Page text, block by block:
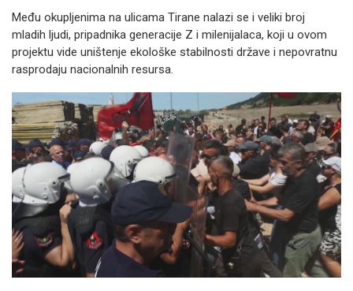
Među okupljenima na ulicama Tirane nalazi se i veliki broj
mladih ljudi, pripadnika generacije Z i milenijalaca, koji u ovom
projektu vide uništenje ekološke stabilnosti države i nepovratnu
rasprodaju nacionalnih resursa.